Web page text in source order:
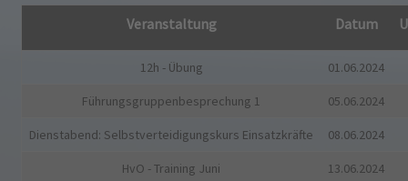
Veranstaltung Datum
12h - Übung 01.06.2024
Führungsgruppenbesprechung 1 05.06.2024
Dienstabend: Selbstverteidigungskurs Einsatzkräfte 08.06.2024
HvO - Training Juni 13.06.2024